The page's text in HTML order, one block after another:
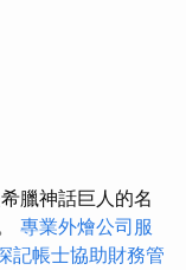
臘神話巨人的名
專業外燴公司服
記帳士協助財務管